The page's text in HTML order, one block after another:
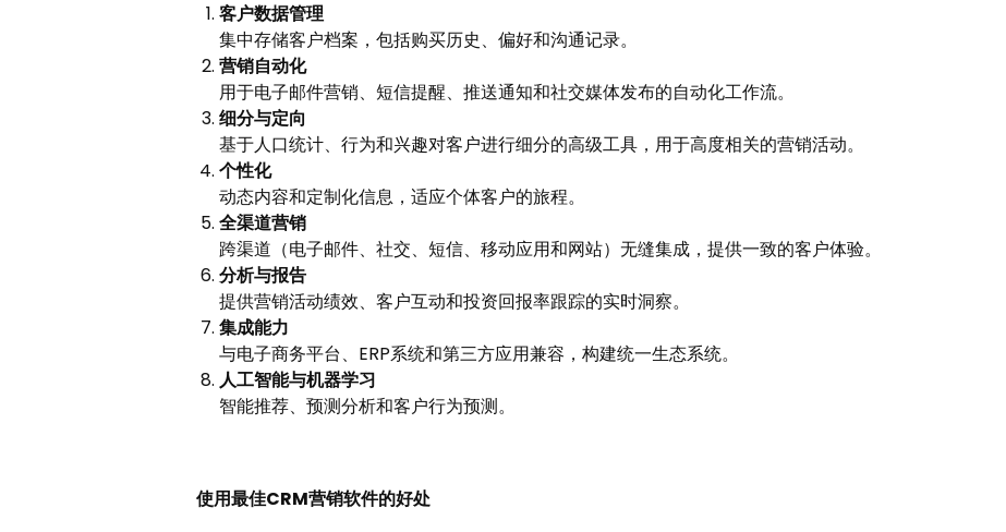
客户数据管理
集中存储客户档案，包括购买历史、偏好和沟通记录。
营销自动化
用于电子邮件营销、短信提醒、推送通知和社交媒体发布的自动化工作流。
细分与定向
基于人口统计、行为和兴趣对客户进行细分的高级工具，用于高度相关的营销活动。
个性化
动态内容和定制化信息，适应个体客户的旅程。
全渠道营销
跨渠道（电子邮件、社交、短信、移动应用和网站）无缝集成，提供一致的客户体验。
分析与报告
提供营销活动绩效、客户互动和投资回报率跟踪的实时洞察。
集成能力
与电子商务平台、ERP系统和第三方应用兼容，构建统一生态系统。
人工智能与机器学习
智能推荐、预测分析和客户行为预测。
使用最佳CRM营销软件的好处